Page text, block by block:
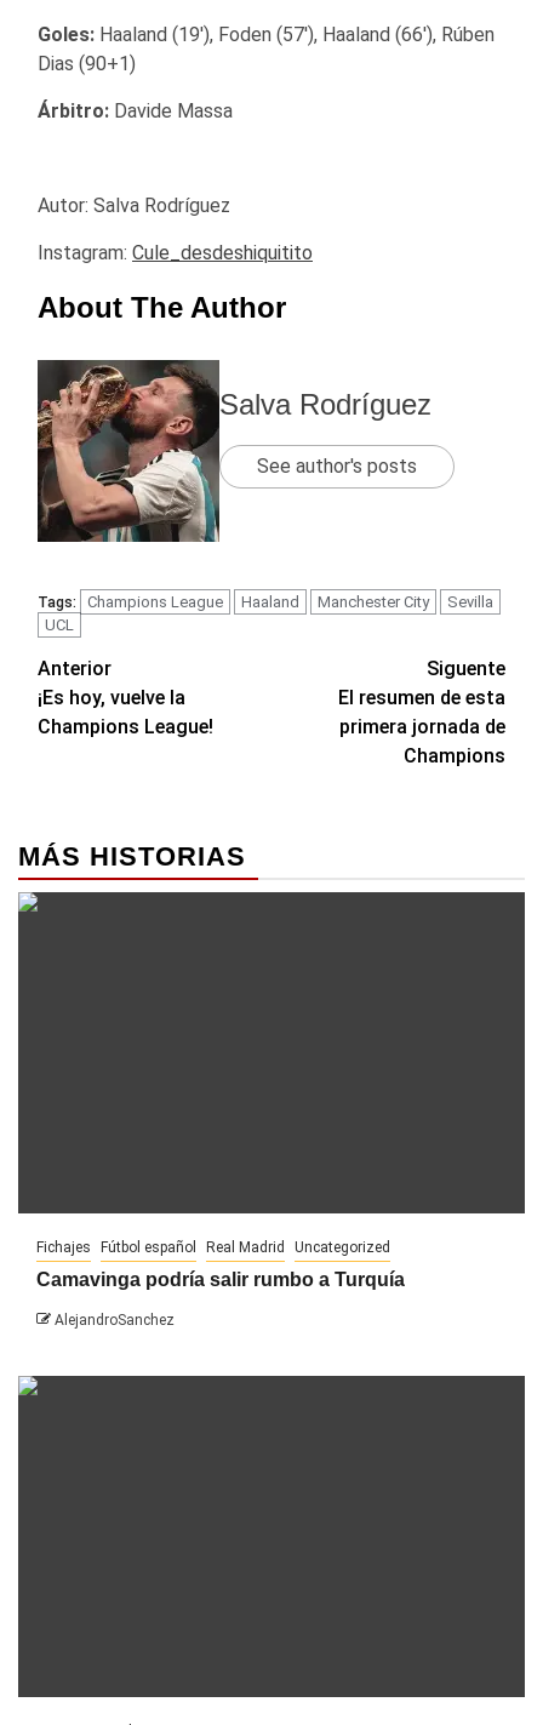
Goles: Haaland (19′), Foden (57′), Haaland (66′), Rúben
Dias (90+1)
Árbitro: Davide Massa
Autor: Salva Rodríguez
Instagram: Cule_desdeshiquitito
About The Author
Salva Rodríguez
See author's posts
Tags: Champions League Haaland Manchester City
Sevilla
UCL
Navegación
de
Anterior
¡Es hoy, vuelve la
Champions League!
Siguente
El resumen de esta
primera jornada de
Champions
MÁS HISTORIAS
Fichajes Fútbol español Real Madrid Uncategorized
Camavinga podría salir rumbo a Turquía
AlejandroSanchez